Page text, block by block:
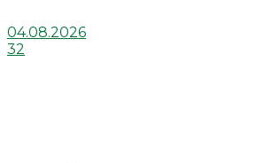
04.08.2026
32